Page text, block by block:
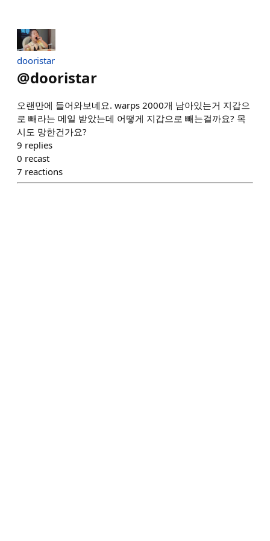
dooristar
@dooristar
오랜만에 들어와보네요. warps 2000개 남아있는거 지갑으
로 빼라는 메일 받았는데 어떻게 지갑으로 빼는걸까요? 목
시도 망한건가요?
9 replies
0 recast
7 reactions